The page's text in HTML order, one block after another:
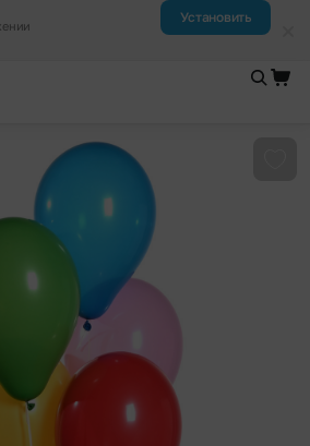
Установить